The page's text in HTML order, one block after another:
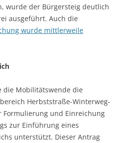
wurde der Bürgersteig deutlich
ausgeführt. Auch die
wurde mittlerweile
die Mobilitätswende die
Herbststraße-Winterweg-
Formulierung und Einreichung
zur Einführung eines
unterstützt. Dieser Antrag